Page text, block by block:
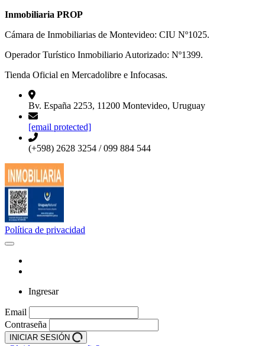
Inmobiliaria PROP
Cámara de Inmobiliarias de Montevideo: CIU Nº1025.
Operador Turístico Inmobiliario Autorizado: Nº1399.
Tienda Oficial en Mercadolibre e Infocasas.
Bv. España 2253, 11200 Montevideo, Uruguay
[email protected]
(+598) 2628 3254 / 099 884 544
Política de privacidad
Ingresar
Email
Contraseña
INICIAR SESIÓN